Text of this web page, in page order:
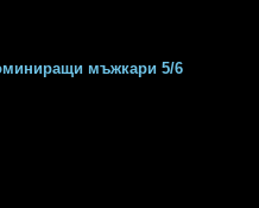
мъжкари 5/6